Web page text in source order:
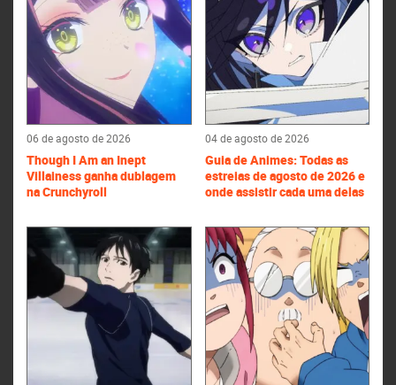
06 de agosto de 2026
Though I Am an Inept
Villainess ganha dublagem
na Crunchyroll
04 de agosto de 2026
Guia de Animes: Todas as
estreias de agosto de 2026 e
onde assistir cada uma delas